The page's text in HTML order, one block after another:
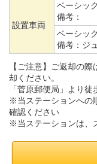
設置車両
ベーシッ
備考：
ベーシッ
備考： ジ
【ご注意】ご返却の
却ください。
「菅原郵便局」より徒
※当ステーションへの
確認ください
※当ステーションは、